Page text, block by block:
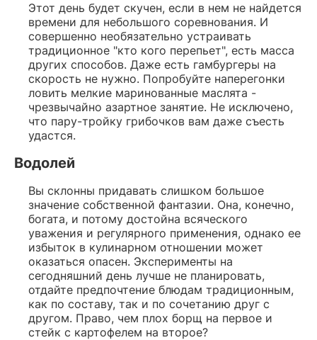
Этот день будет скучен, если в нем не найдется
времени для небольшого соревнования. И
совершенно необязательно устраивать
традиционное "кто кого перепьет", есть масса
других способов. Даже есть гамбургеры на
скорость не нужно. Попробуйте наперегонки
ловить мелкие маринованные маслята -
чрезвычайно азартное занятие. Не исключено,
что пару-тройку грибочков вам даже съесть
удастся.
Водолей
Вы склонны придавать слишком большое
значение собственной фантазии. Она, конечно,
богата, и потому достойна всяческого
уважения и регулярного применения, однако ее
избыток в кулинарном отношении может
оказаться опасен. Эксперименты на
сегодняшний день лучше не планировать,
отдайте предпочтение блюдам традиционным,
как по составу, так и по сочетанию друг с
другом. Право, чем плох борщ на первое и
стейк с картофелем на второе?